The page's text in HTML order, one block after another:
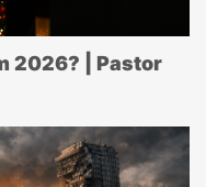
2026? | Pastor